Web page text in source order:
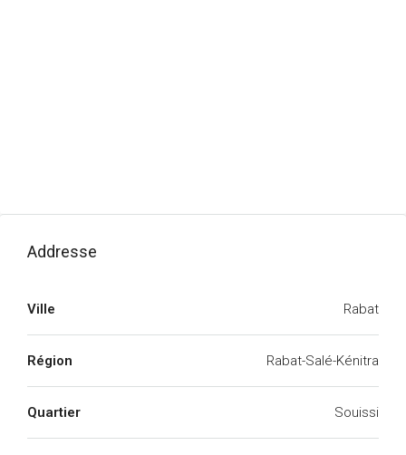
Addresse
Ville Rabat
Région Rabat-Salé-Kénitra
Quartier Souissi